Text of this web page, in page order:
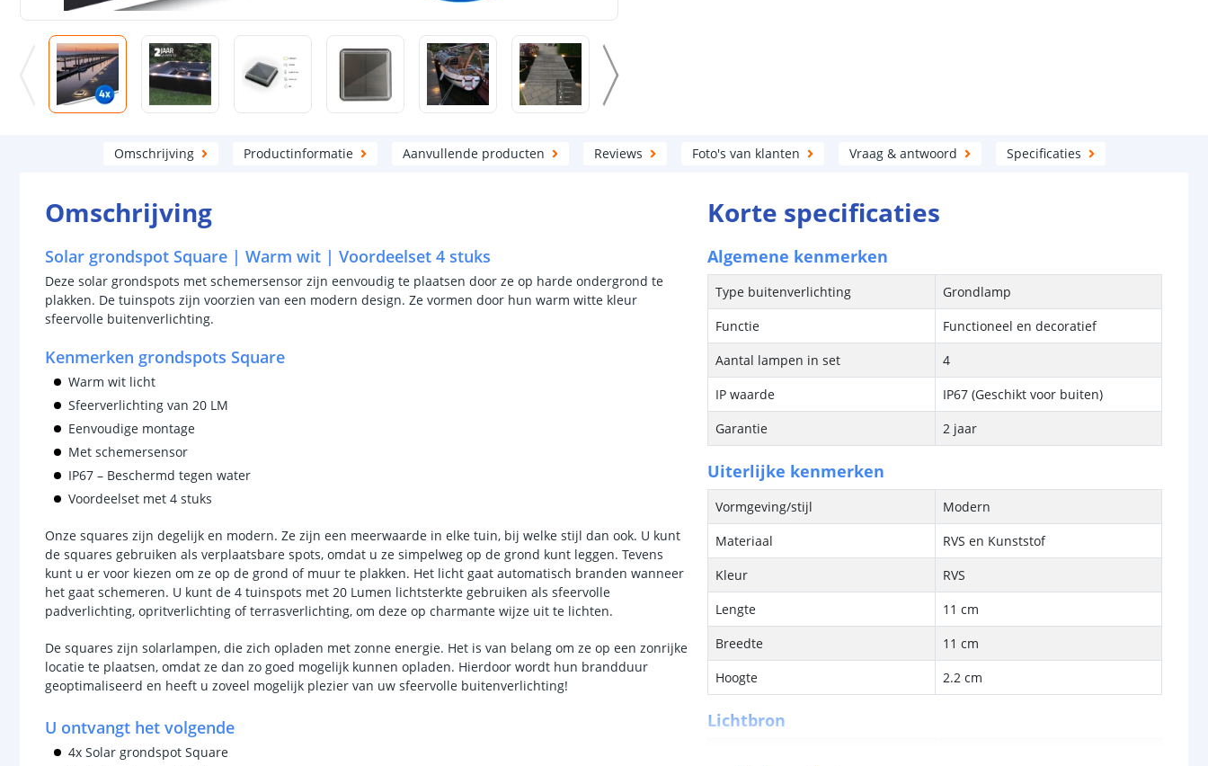
Omschrijving Productinformatie Aanvullende producten Reviews Foto's van klanten Vraag & antwoord Specificaties
Omschrijving
Solar grondspot Square | Warm wit | Voordeelset 4 stuks
Deze solar grondspots met schemersensor zijn eenvoudig te plaatsen door ze op harde ondergrond te
plakken. De tuinspots zijn voorzien van een modern design. Ze vormen door hun warm witte kleur
sfeervolle buitenverlichting.
Kenmerken grondspots Square
Warm wit licht
Sfeerverlichting van 20 LM
Eenvoudige montage
Met schemersensor
IP67 – Beschermd tegen water
Voordeelset met 4 stuks
Onze squares zijn degelijk en modern. Ze zijn een meerwaarde in elke tuin, bij welke stijl dan ook. U kunt
de squares gebruiken als verplaatsbare spots, omdat u ze simpelweg op de grond kunt leggen. Tevens
kunt u er voor kiezen om ze op de grond of muur te plakken. Het licht gaat automatisch branden wanneer
het gaat schemeren. U kunt de 4 tuinspots met 20 Lumen lichtsterkte gebruiken als sfeervolle
padverlichting, opritverlichting of terrasverlichting, om deze op charmante wijze uit te lichten.
De squares zijn solarlampen, die zich opladen met zonne energie. Het is van belang om ze op een zonrijke
locatie te plaatsen, omdat ze dan zo goed mogelijk kunnen opladen. Hierdoor wordt hun brandduur
geoptimaliseerd en heeft u zoveel mogelijk plezier van uw sfeervolle buitenverlichting!
U ontvangt het volgende
4x Solar grondspot Square
Korte specificaties
Algemene kenmerken
Type buitenverlichting
Grondlamp
Functie
Functioneel en decoratief
Aantal lampen in set
4
IP waarde
IP67 (Geschikt voor buiten)
Garantie
2 jaar
Uiterlijke kenmerken
Vormgeving/stijl
Modern
Materiaal
RVS en Kunststof
Kleur
RVS
Lengte
11 cm
Breedte
11 cm
Hoogte
2.2 cm
Lichtbron